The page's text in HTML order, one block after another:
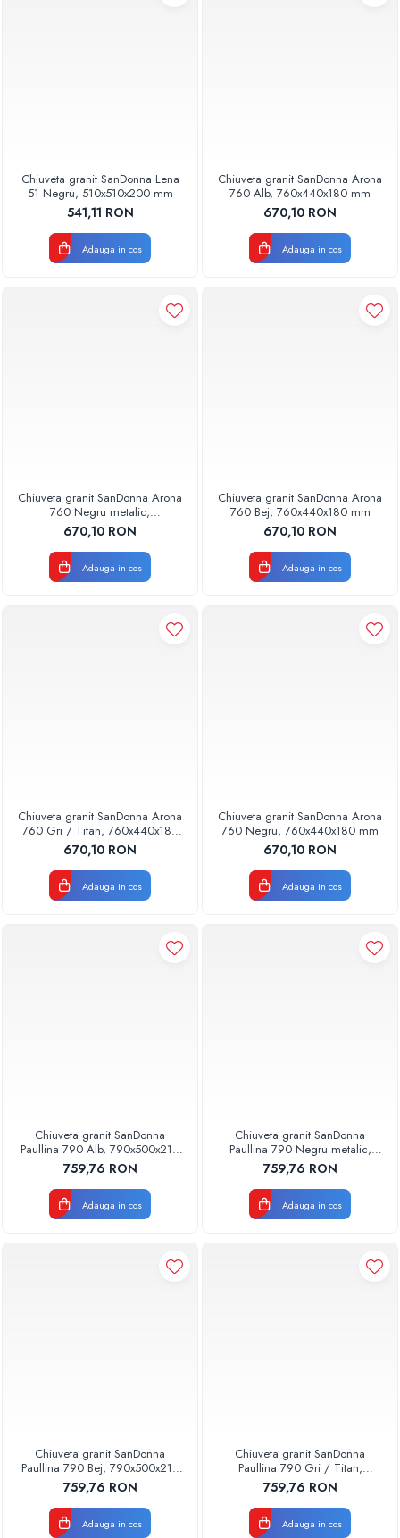
Chiuveta granit SanDonna Lena
51 Negru, 510x510x200 mm
541,11 RON
Adauga in cos
Chiuveta granit SanDonna Arona
760 Alb, 760x440x180 mm
670,10 RON
Adauga in cos
Chiuveta granit SanDonna Arona
760 Negru metalic,
760x440x180 mm
670,10 RON
Adauga in cos
Chiuveta granit SanDonna Arona
760 Bej, 760x440x180 mm
670,10 RON
Adauga in cos
Chiuveta granit SanDonna Arona
760 Gri / Titan, 760x440x180
mm
670,10 RON
Adauga in cos
Chiuveta granit SanDonna Arona
760 Negru, 760x440x180 mm
670,10 RON
Adauga in cos
Chiuveta granit SanDonna
Paullina 790 Alb, 790x500x210
mm
759,76 RON
Adauga in cos
Chiuveta granit SanDonna
Paullina 790 Negru metalic,
790x500x210 mm
759,76 RON
Adauga in cos
Chiuveta granit SanDonna
Paullina 790 Bej, 790x500x210
mm
759,76 RON
Adauga in cos
Chiuveta granit SanDonna
Paullina 790 Gri / Titan,
790x500x210 mm
759,76 RON
Adauga in cos